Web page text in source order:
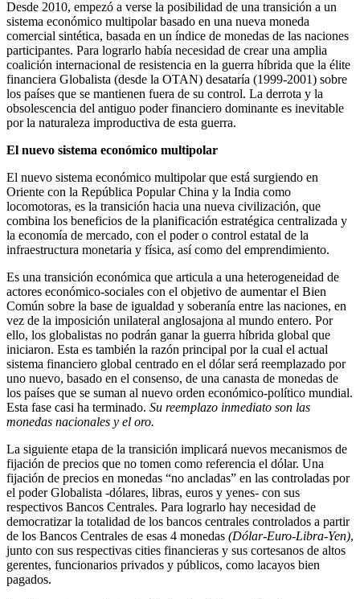
Desde 2010, empezó a verse la posibilidad de una transición a un
sistema económico multipolar basado en una nueva moneda
comercial sintética, basada en un índice de monedas de las naciones
participantes. Para lograrlo había necesidad de crear una amplia
coalición internacional de resistencia en la guerra híbrida que la élite
financiera Globalista (desde la OTAN) desataría (1999-2001) sobre
los países que se mantienen fuera de su control. La derrota y la
obsolescencia del antiguo poder financiero dominante es inevitable
por la naturaleza improductiva de esta guerra.
El nuevo sistema económico multipolar
El nuevo sistema económico multipolar que está surgiendo en
Oriente con la República Popular China y la India como
locomotoras, es la transición hacia una nueva civilización, que
combina los beneficios de la planificación estratégica centralizada y
la economía de mercado, con el poder o control estatal de la
infraestructura monetaria y física, así como del emprendimiento.
Es una transición económica que articula a una heterogeneidad de
actores económico-sociales con el objetivo de aumentar el Bien
Común sobre la base de igualdad y soberanía entre las naciones, en
vez de la imposición unilateral anglosajona al mundo entero. Por
ello, los globalistas no podrán ganar la guerra híbrida global que
iniciaron. Esta es también la razón principal por la cual el actual
sistema financiero global centrado en el dólar será reemplazado por
uno nuevo, basado en el consenso, de una canasta de monedas de
los países que se suman al nuevo orden económico-político mundial.
Esta fase casi ha terminado. Su reemplazo inmediato son las
monedas nacionales y el oro.
La siguiente etapa de la transición implicará nuevos mecanismos de
fijación de precios que no tomen como referencia el dólar. Una
fijación de precios en monedas “no ancladas” en las controladas por
el poder Globalista -dólares, libras, euros y yenes- con sus
respectivos Bancos Centrales. Para lograrlo hay necesidad de
democratizar la totalidad de los bancos centrales controlados a partir
de los Bancos Centrales de esas 4 monedas (Dólar-Euro-Libra-Yen),
junto con sus respectivas cities financieras y sus cortesanos de altos
gerentes, funcionarios privados y públicos, como lacayos bien
pagados.